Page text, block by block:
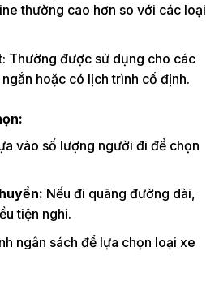
thường cao hơn so với các loại
Thường được sử dụng cho các
hoặc có lịch trình cố định.
vào số lượng người đi để chọn
Nếu đi quãng đường dài,
tiện nghi.
ngân sách để lựa chọn loại xe